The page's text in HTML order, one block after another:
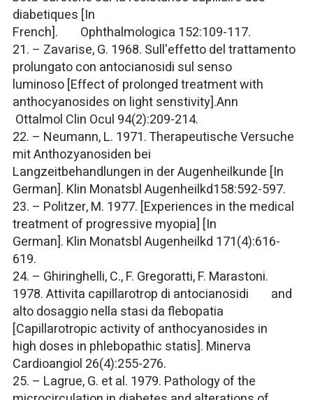
diabetiques [In
French]. Ophthalmologica 152:109-117.
21. – Zavarise, G. 1968. Sull'effetto del trattamento
prolungato con antocianosidi sul senso
luminoso [Effect of prolonged treatment with
anthocyanosides on light senstivity].Ann
Ottalmol Clin Ocul 94(2):209-214.
22. – Neumann, L. 1971. Therapeutische Versuche
mit Anthozyanosiden bei
Langzeitbehandlungen in der Augenheilkunde [In
German]. Klin Monatsbl Augenheilkd158:592-597.
23. – Politzer, M. 1977. [Experiences in the medical
treatment of progressive myopia] [In
German]. Klin Monatsbl Augenheilkd 171(4):616-
619.
24. – Ghiringhelli, C., F. Gregoratti, F. Marastoni.
1978. Attivita capillarotrop di antocianosidi and
alto dosaggio nella stasi da flebopatia
[Capillarotropic activity of anthocyanosides in
high doses in phlebopathic statis]. Minerva
Cardioangiol 26(4):255-276.
25. – Lagrue, G. et al. 1979. Pathology of the